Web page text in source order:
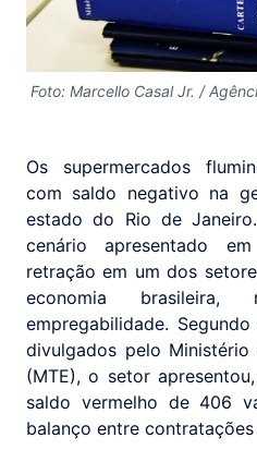
Foto: Marcello Casal Jr. /
Os supermercados
com saldo negativo na
estado do Rio de
cenário apresentado
retração em um dos
economia
empregabilidade.
divulgados pelo
(MTE), o setor
saldo vermelho de 406
balanço entre contratações